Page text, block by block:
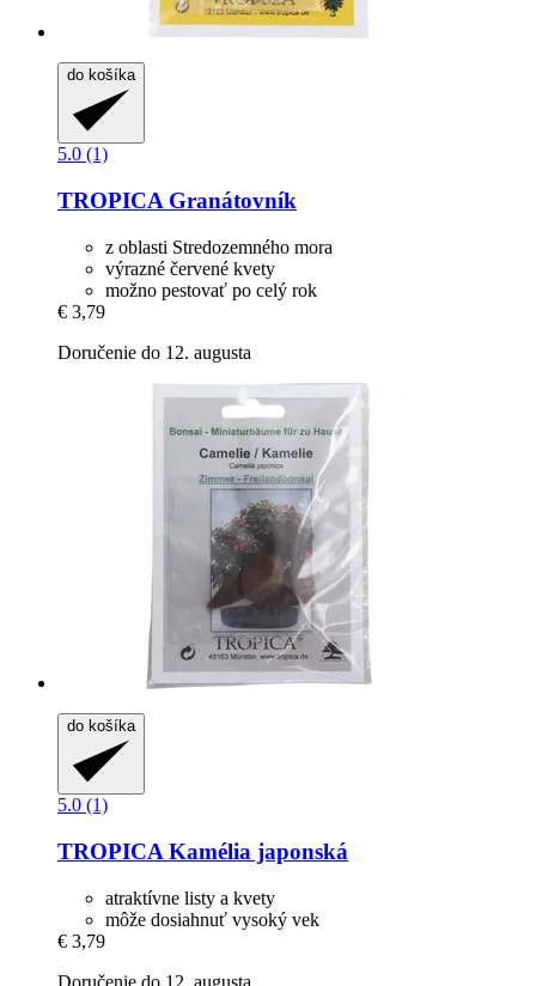
do košíka
5.0 (1)
TROPICA Granátovník
z oblasti Stredozemného mora
výrazné červené kvety
možno pestovať po celý rok
€ 3,79
Doručenie do 12. augusta
do košíka
5.0 (1)
TROPICA Kamélia japonská
atraktívne listy a kvety
môže dosiahnuť vysoký vek
€ 3,79
Doručenie do 12. augusta